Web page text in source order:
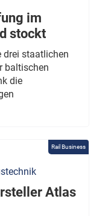
im
stockt
drei staatlichen
baltischen
die
Rail Business
Atlas